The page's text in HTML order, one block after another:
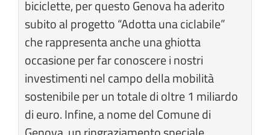
biciclette, per questo Genova ha aderito
subito al progetto “Adotta una ciclabile”
che rappresenta anche una ghiotta
occasione per far conoscere i nostri
investimenti nel campo della mobilità
sostenibile per un totale di oltre 1 miliardo
di euro. Infine, a nome del Comune di